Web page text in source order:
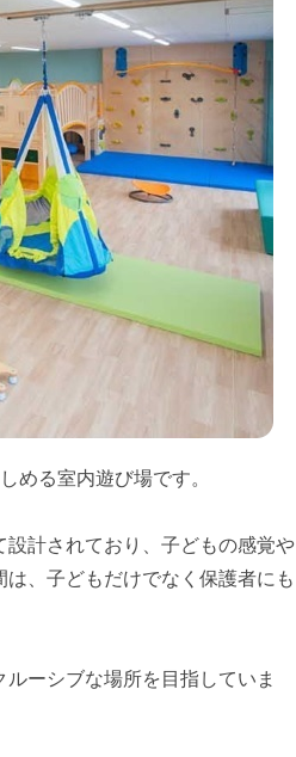
める室内遊び場です。
計されており、子どもの感覚や
、子どもだけでなく保護者にも
ーシブな場所を目指していま